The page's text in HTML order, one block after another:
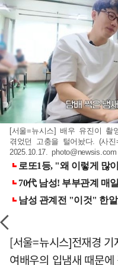
[서울=뉴시스] 배우 유진이 촬
겪었던 고충을 털어놨다. (사
2025.10.17.photo@newsis.com
[서울=뉴시스]전재경
여배우의 입냄새 때문